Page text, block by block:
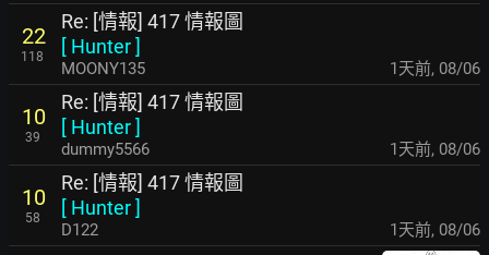
22
118
Re: [情報] 417 情報圖
[ Hunter]
MOONY135 1天前, 08/06
10
39
Re: [情報] 417 情報圖
[ Hunter]
dummy5566 1天前, 08/06
10
58
Re: [情報] 417 情報圖
[ Hunter]
D122 1天前, 08/06